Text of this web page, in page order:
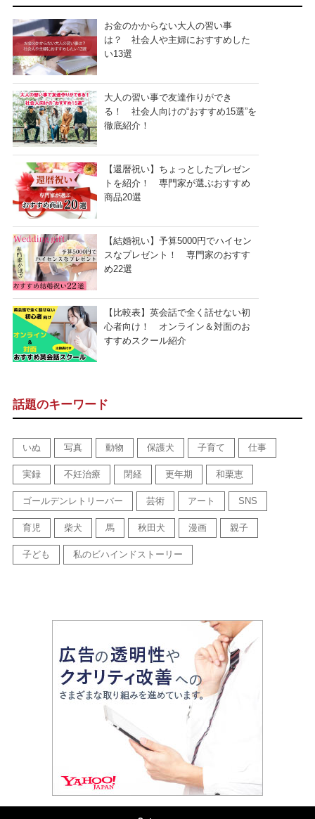
お金のかからない大人の習い事
は？ 社会人や主婦におすすめした
い13選
大人の習い事で友達作りができ
る！ 社会人向けの“おすすめ15選”を
徹底紹介！
【還暦祝い】ちょっとしたプレゼン
トを紹介！ 専門家が選ぶおすすめ
商品20選
【結婚祝い】予算5000円でハイセン
スなプレゼント！ 専門家のおすす
め22選
【比較表】英会話で全く話せない初
心者向け！ オンライン＆対面のお
すすめスクール紹介
話題のキーワード
いぬ 写真 動物 保護犬 子育て 仕事
実録 不妊治療 閉経 更年期 和栗恵
ゴールデンレトリーバー 芸術 アート SNS
育児 柴犬 馬 秋田犬 漫画 親子
子ども 私のビハインドストーリー